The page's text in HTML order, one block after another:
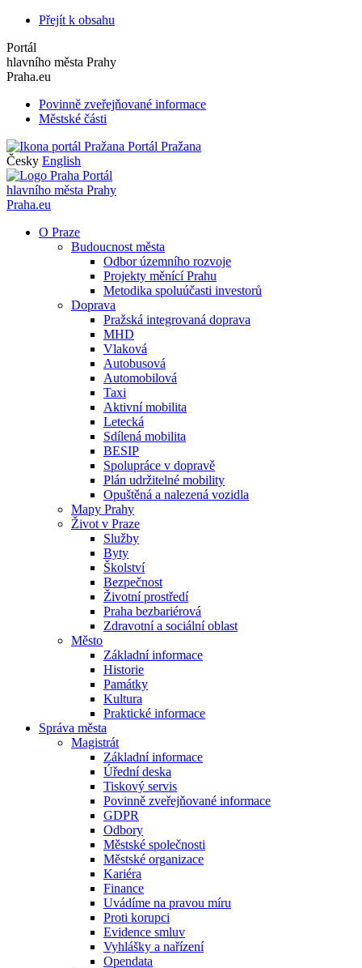
Přejít k obsahu
Portál
hlavního města Prahy
Praha.eu
Povinně zveřejňované informace
Městské části
Portál Pražana
Česky English
Portál
hlavního města Prahy
Praha.eu
O Praze
Budoucnost města
Odbor územního rozvoje
Projekty měnící Prahu
Metodika spoluúčasti investorů
Doprava
Pražská integrovaná doprava
MHD
Vlaková
Autobusová
Automobilová
Taxi
Aktivní mobilita
Letecká
Sdílená mobilita
BESIP
Spolupráce v dopravě
Plán udržitelné mobility
Opuštěná a nalezená vozidla
Mapy Prahy
Život v Praze
Služby
Byty
Školství
Bezpečnost
Životní prostředí
Praha bezbariérová
Zdravotní a sociální oblast
Město
Základní informace
Historie
Památky
Kultura
Praktické informace
Správa města
Magistrát
Základní informace
Úřední deska
Tiskový servis
Povinně zveřejňované informace
GDPR
Odbory
Městské společnosti
Městské organizace
Kariéra
Finance
Uvádíme na pravou míru
Proti korupci
Evidence smluv
Vyhlášky a nařízení
Opendata